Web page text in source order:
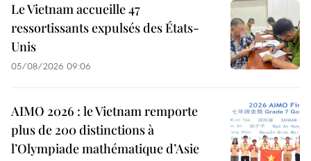
Le Vietnam accueille 47
ressortissants expulsés des États-
Unis
05/08/2026 09:06
AIMO 2026 : le Vietnam remporte
plus de 200 distinctions à
l’Olympiade mathématique d’Asie